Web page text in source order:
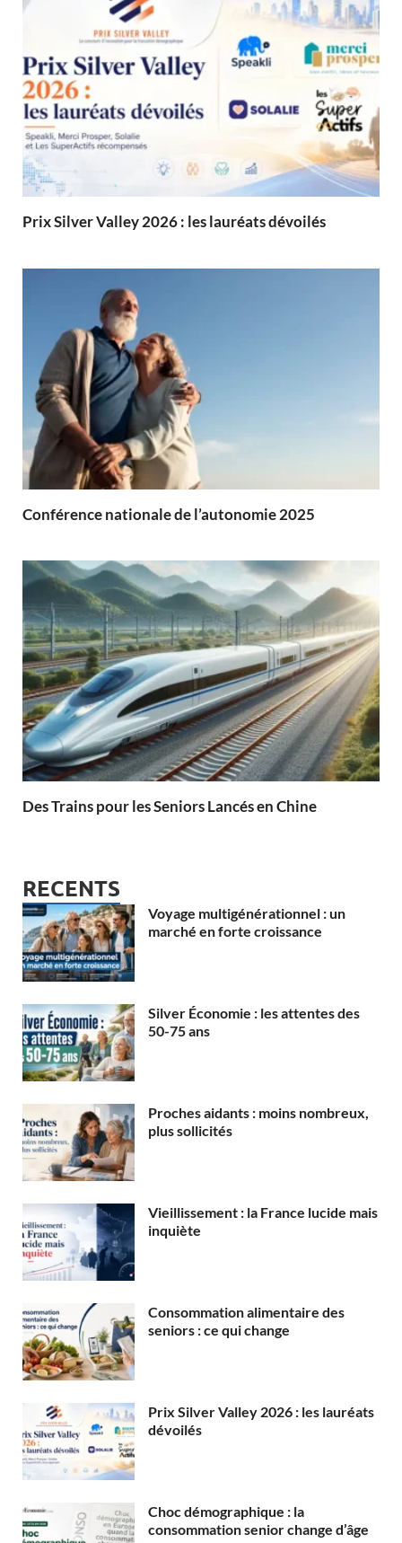
Prix Silver Valley 2026 : les lauréats dévoilés
Conférence nationale de l’autonomie 2025
Des Trains pour les Seniors Lancés en Chine
RECENTS
Voyage multigénérationnel : un
marché en forte croissance
Silver Économie : les attentes des
50-75 ans
Proches aidants : moins nombreux,
plus sollicités
Vieillissement : la France lucide mais
inquiète
Consommation alimentaire des
seniors : ce qui change
Prix Silver Valley 2026 : les lauréats
dévoilés
Choc démographique : la
consommation senior change d’âge